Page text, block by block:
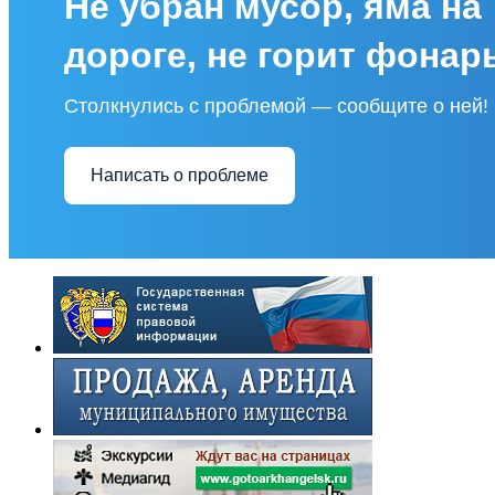
дороге, не горит
Столкнулись с проблемой — сообщите о ней!
Написать о проблеме